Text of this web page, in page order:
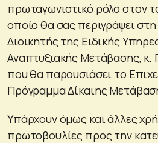
πρωταγωνιστικό ρόλο στον
οποίο θα σας περιγράψει στη
Διοικητής της Ειδικής
Αναπτυξιακής Μετάβασης, κ.
που θα παρουσιάσει το
Πρόγραμμα Δίκαιης
Υπάρχουν όμως και άλλες
πρωτοβουλίες προς την